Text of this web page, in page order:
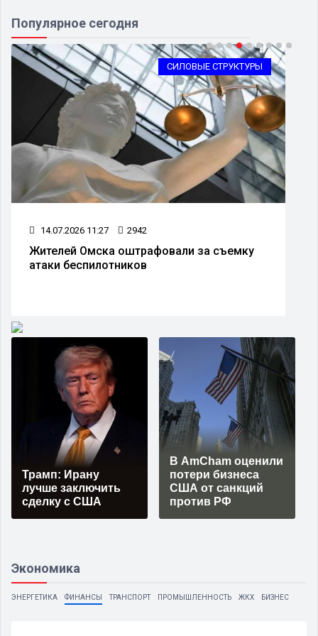
Популярное сегодня
СИЛОВЫЕ СТРУКТУРЫ
14.07.2026 11:27 2942
Жителей Омска оштрафовали за съемку
атаки беспилотников
Трамп: Ирану
лучше заключить
сделку с США
В AmCham оценили
потери бизнеса
США от санкций
против РФ
Экономика
ЭНЕРГЕТИКА ФИНАНСЫ ТРАНСПОРТ ПРОМЫШЛЕННОСТЬ ЖКХ БИЗНЕС